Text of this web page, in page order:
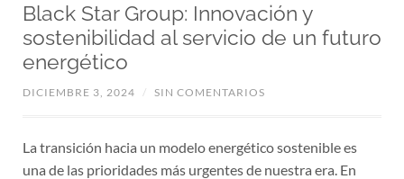
Black Star Group: Innovación y
sostenibilidad al servicio de un futuro
energético
DICIEMBRE 3, 2024 / SIN COMENTARIOS
La transición hacia un modelo energético sostenible es
una de las prioridades más urgentes de nuestra era. En